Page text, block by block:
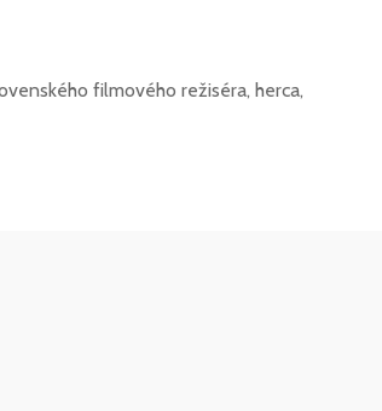
filmového režiséra, herca,